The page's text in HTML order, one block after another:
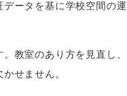
ータを基に学校空間の運
教室のあり方を見直し、
せません。